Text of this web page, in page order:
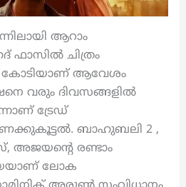
ആറാം
ചിത്രം
കോടിയാണ് ആവേശം
വരും ദിവസങ്ങളിൽ
ട്രേഡ്
ബാഹുബലി 2 ,
രണ്ടാം
ലോക